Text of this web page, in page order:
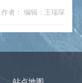
作者： 编辑：王瑞琛